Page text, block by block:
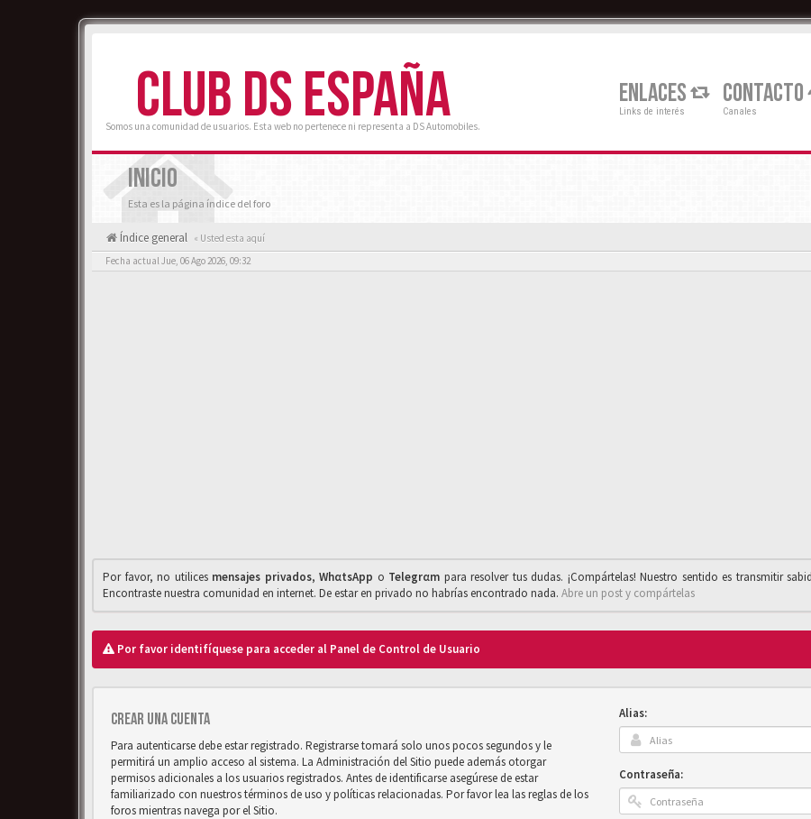
CLUB DS ESPAÑA
Somos una comunidad de usuarios. Esta web no pertenece ni representa a DS Automobiles.
ENLACES
Links de interés
CONTACTO
Canales
INICIO
Esta es la página índice del foro
Índice general « Usted esta aquí
Fecha actual Jue, 06 Ago 2026, 09:32
Por favor, no utilices mensajes privados,WhαtsApp o Telegrαm para resolver tus dudas. ¡Compártelas! Nuestro sentido es transmitir
Encontraste nuestra comunidad en internet. De estar en privado no habrías encontrado nada. Abre un post y compártelas
Por favor identifíquese para acceder al Panel de Control de Usuario
Crear una cuenta
Para autenticarse debe estar registrado. Registrarse tomará solo unos pocos segundos y le
permitirá un amplio acceso al sistema. La Administración del Sitio puede además otorgar
permisos adicionales a los usuarios registrados. Antes de identificarse asegúrese de estar
familiarizado con nuestros términos de uso y políticas relacionadas. Por favor lea las reglas de los
foros mientras navega por el Sitio.
Alias:
Contraseña: